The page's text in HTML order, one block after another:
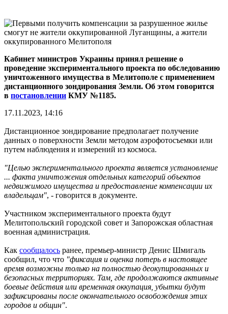
Кабинет министров Украины принял решение о
проведение экспериментального проекта по обследованию
уничтоженного имущества в Мелитополе с применением
дистанционного зондирования Земли. Об этом говорится
в постановлении КМУ №1185.
17.11.2023, 14:16
Дистанционное зондирование предполагает получение
данных о поверхности Земли методом аэрофотосъемки или
путем наблюдения и измерений из космоса.
"Целью экспериментального проекта является установление
... факта уничтожения отдельных категорий объектов
недвижимого имущества и предоставление компенсации их
владельцам", - говорится в документе.
Участником экспериментального проекта будут
Мелитопольский городской совет и Запорожская областная
военная администрация.
Как сообщалось ранее, премьер-министр Денис Шмигаль
сообщил, что что "фиксация и оценка потерь в настоящее
время возможны только на полностью деокупированных и
безопасных территориях. Там, где продолжаются активные
боевые действия или временная оккупация, убытки будут
зафиксированы после окончательного освобождения этих
городов и общин".